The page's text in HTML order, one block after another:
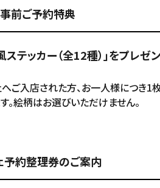
事前ご予約特典
ステッカー（全12種）」をプレゼン
ご入店された方、お一人様につき1
。絵柄はお選びいただけません。
予約整理券のご案内